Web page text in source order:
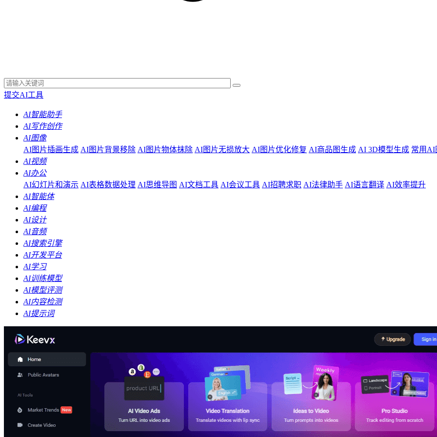
提交AI工具
AI智能助手
AI写作创作
AI图像
AI图片插画生成 AI图片背景移除 AI图片物体抹除 AI图片无损放大 AI图片优化修复 AI商品图生成 AI 3D模型生成 常用AI
AI视频
AI办公
AI幻灯片和演示 AI表格数据处理 AI思维导图 AI文档工具 AI会议工具 AI招聘求职 AI法律助手 AI语言翻译 AI效率提升
AI智能体
AI编程
AI设计
AI音频
AI搜索引擎
AI开发平台
AI学习
AI训练模型
AI模型评测
AI内容检测
AI提示词